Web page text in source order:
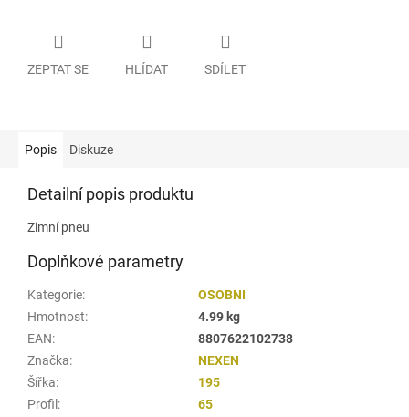
ZEPTAT SE HLÍDAT SDÍLET
Popis Diskuze
Detailní popis produktu
Zimní pneu
Doplňkové parametry
Kategorie:
OSOBNI
Hmotnost:
4.99 kg
EAN:
8807622102738
Značka:
NEXEN
Šířka:
195
Profil :
65